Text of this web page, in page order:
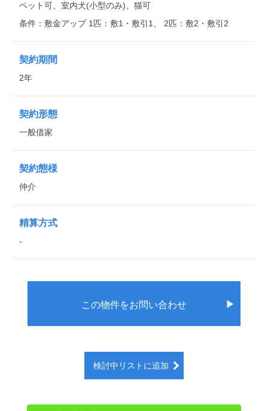
ペット可、室内犬(小型のみ)、猫可
条件：敷金アップ 1匹：敷1・敷引1、 2匹：敷2・敷引2
契約期間
2年
契約形態
一般借家
契約態様
仲介
精算方式
-
この物件をお問い合わせ ▶
検討中リストに追加